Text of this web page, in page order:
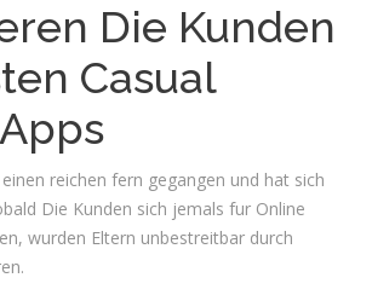
Die Kunden
Casual
reichen fern gegangen und hat sich
Die Kunden sich jemals fur Online
wurden Eltern unbestreitbar durch